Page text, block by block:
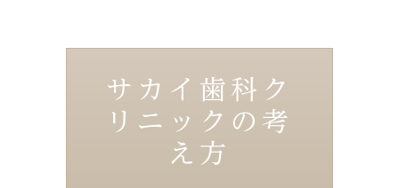
サカイ歯科ク
リニックの考
え方